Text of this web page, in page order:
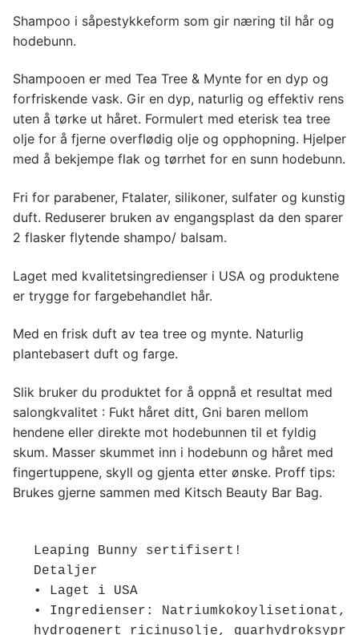
Shampoo i såpestykkeform som gir næring til hår og
hodebunn.
Shampooen er med Tea Tree & Mynte for en dyp og
forfriskende vask. Gir en dyp, naturlig og effektiv rens
uten å tørke ut håret. Formulert med eterisk tea tree
olje for å fjerne overflødig olje og opphopning. Hjelper
med å bekjempe flak og tørrhet for en sunn hodebunn.
Fri for parabener, Ftalater, silikoner, sulfater og kunstig
duft. Reduserer bruken av engangsplast da den sparer
2 flasker flytende shampo/ balsam.
Laget med kvalitetsingredienser i USA og produktene
er trygge for fargebehandlet hår.
Med en frisk duft av tea tree og mynte. Naturlig
plantebasert duft og farge.
Slik bruker du produktet for å oppnå et resultat med
salongkvalitet : Fukt håret ditt, Gni baren mellom
hendene eller direkte mot hodebunnen til et fyldig
skum. Masser skummet inn i hodebunn og håret med
fingertuppene, skyll og gjenta etter ønske. Proff tips:
Brukes gjerne sammen med Kitsch Beauty Bar Bag.
Leaping Bunny sertifisert!
Detaljer
• Laget i USA
• Ingredienser: